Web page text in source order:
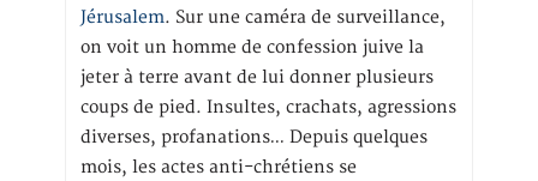
Jérusalem. Sur une caméra de surveillance,
on voit un homme de confession juive la
jeter à terre avant de lui donner plusieurs
coups de pied. Insultes, crachats, agressions
diverses, profanations… Depuis quelques
mois, les actes anti-chrétiens se